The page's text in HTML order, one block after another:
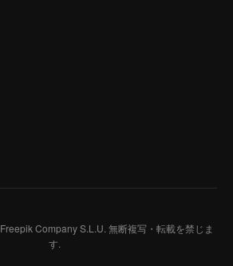
Freepik Company S.L.U. 無断複写・転載を禁じま
す.